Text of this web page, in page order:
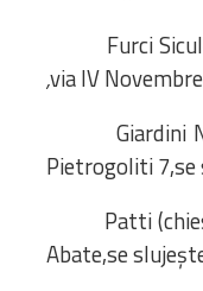
Furci
,via IV
Giardini
Pietrogoliti 7,se
Patti
Abate,se